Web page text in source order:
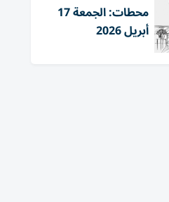
محطات: الجمعة 17
أبريل 2026